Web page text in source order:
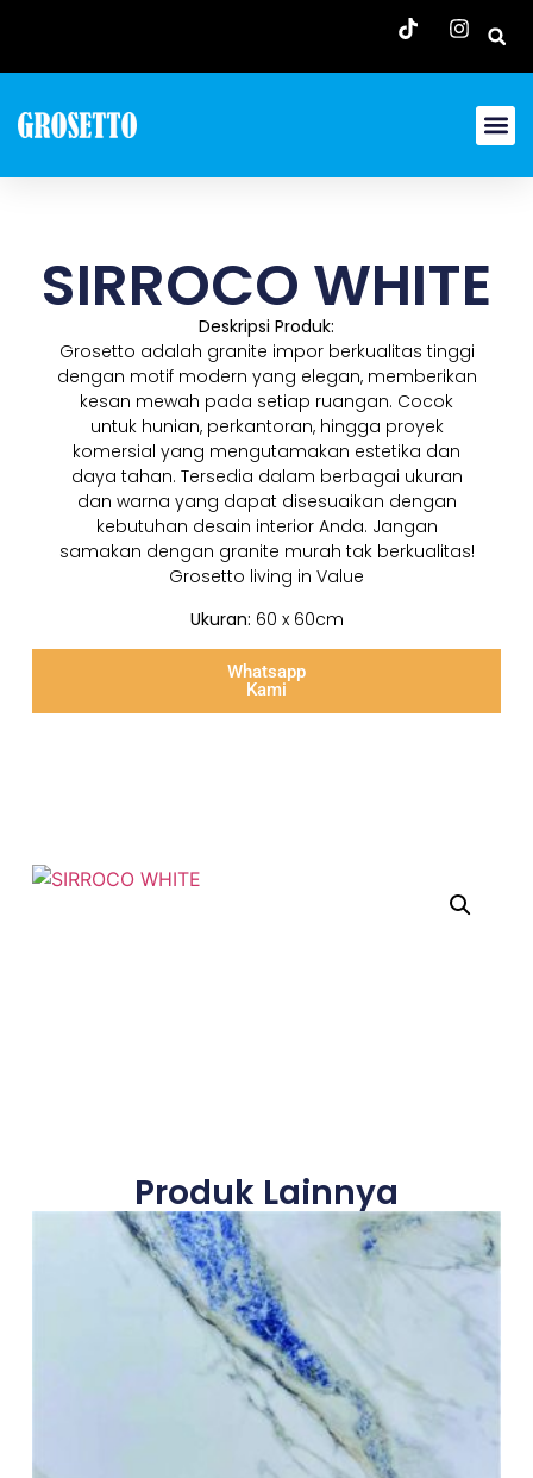
SIRROCO WHITE
Deskripsi Produk:
Grosetto adalah granite impor berkualitas tinggi
dengan motif modern yang elegan, memberikan
kesan mewah pada setiap ruangan. Cocok
untuk hunian, perkantoran, hingga proyek
komersial yang mengutamakan estetika dan
daya tahan. Tersedia dalam berbagai ukuran
dan warna yang dapat disesuaikan dengan
kebutuhan desain interior Anda. Jangan
samakan dengan granite murah tak berkualitas!
Grosetto living in Value
Ukuran: 60 x 60cm
Whatsapp
Kami
Produk Lainnya